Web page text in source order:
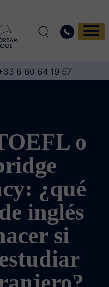
6 60 64 19 57
o
¿qué
inglés
si